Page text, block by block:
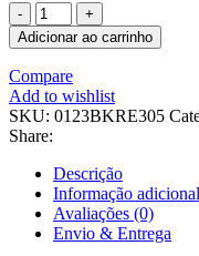
KIT
REVISÃO
1000KM
/
6000KM
TITAN
160
FAN
160
/
START
Adicionar ao carrinho
Compare
Add to wishlist
SKU: 0123BKRE305
Share:
Descrição
Informação adicional
Avaliações (0)
Envio & Entrega